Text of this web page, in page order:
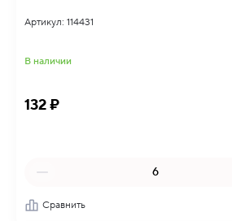
Артикул: 114431
В наличии
132 ₽
Сравнить